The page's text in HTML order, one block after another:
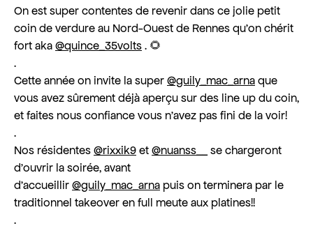
On est super contentes de revenir dans ce jolie petit
coin de verdure au Nord-Ouest de Rennes qu’on chérit
fort aka @quince_35volts . 🌻
.
Cette année on invite la super @guily_mac_arna que
vous avez sûrement déjà aperçu sur des line up du coin,
et faites nous confiance vous n’avez pas fini de la voir!
.
Nos résidentes @rixxik9 et @nuanss__
se chargeront
d’ouvrir la soirée, avant
d’accueillir @guily_mac_arna puis on terminera par le
traditionnel takeover en full meute aux platines!!
.